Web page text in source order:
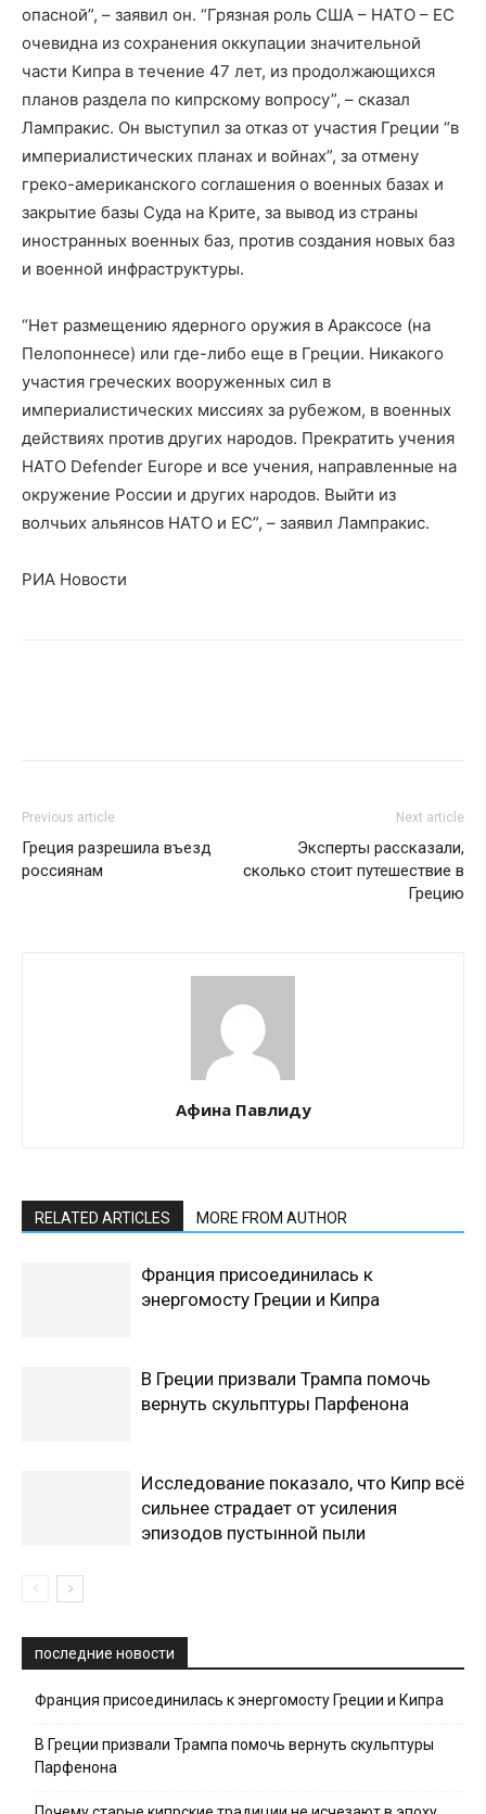
опасной”, – заявил он. “Грязная роль США – НАТО – ЕС
очевидна из сохранения оккупации значительной
части Кипра в течение 47 лет, из продолжающихся
планов раздела по кипрскому вопросу”, – сказал
Лампракис. Он выступил за отказ от участия Греции “в
империалистических планах и войнах”, за отмену
греко-американского соглашения о военных базах и
закрытие базы Суда на Крите, за вывод из страны
иностранных военных баз, против создания новых баз
и военной инфраструктуры.
“Нет размещению ядерного оружия в Араксосе (на
Пелопоннесе) или где-либо еще в Греции. Никакого
участия греческих вооруженных сил в
империалистических миссиях за рубежом, в военных
действиях против других народов. Прекратить учения
НАТО Defender Europe и все учения, направленные на
окружение России и других народов. Выйти из
волчьих альянсов НАТО и ЕС”, – заявил Лампракис.
РИА Новости
Previous article
Греция разрешила въезд
россиянам
Next article
Эксперты рассказали,
сколько стоит путешествие в
Грецию
Афина Павлиду
RELATED ARTICLES MORE FROM AUTHOR
Франция присоединилась к
энергомосту Греции и Кипра
В Греции призвали Трампа помочь
вернуть скульптуры Парфенона
Исследование показало, что Кипр всё
сильнее страдает от усиления
эпизодов пустынной пыли
последние новости
Франция присоединилась к энергомосту Греции и Кипра
В Греции призвали Трампа помочь вернуть скульптуры
Парфенона